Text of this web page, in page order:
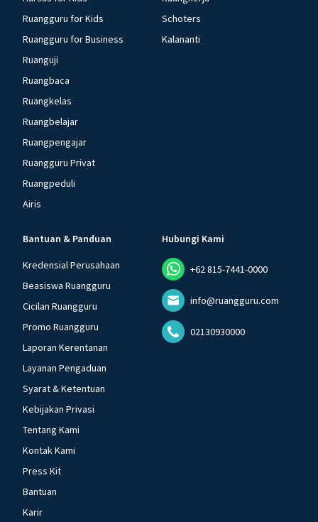
Ruangguru for Kids
Ruangguru for Business
Ruanguji
Ruangbaca
Ruangkelas
Ruangbelajar
Ruangpengajar
Ruangguru Privat
Ruangpeduli
Airis
Schoters
Kalananti
Bantuan & Panduan
Kredensial Perusahaan
Beasiswa Ruangguru
Cicilan Ruangguru
Promo Ruangguru
Laporan Kerentanan
Layanan Pengaduan
Syarat & Ketentuan
Kebijakan Privasi
Tentang Kami
Kontak Kami
Press Kit
Bantuan
Karir
Hubungi Kami
+62 815-7441-0000
info@ruangguru.com
02130930000